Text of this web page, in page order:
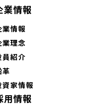
業情報
業情報
業理念
員紹介
革
資家情報
用情報